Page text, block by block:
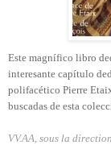
Este magnífico libro
interesante capítulo
polifacético Pierre
buscadas de esta
VV.AA, sous la